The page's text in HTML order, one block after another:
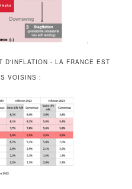
D'INFLATION - LA FRANCE EST
VOISINS :